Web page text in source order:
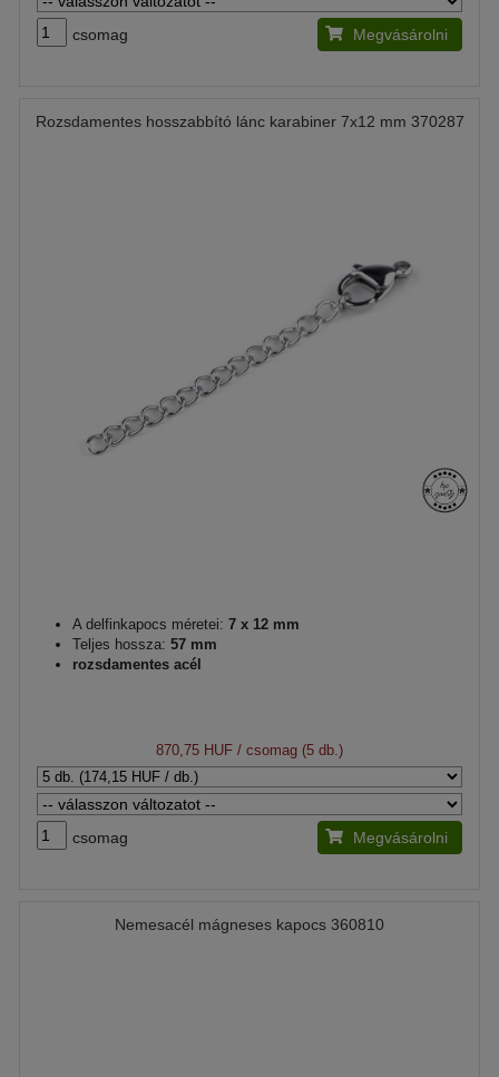
csomag Megvásárolni
Rozsdamentes hosszabbító lánc karabiner 7x12 mm 370287
A delfinkapocs méretei: 7 x 12 mm
Teljes hossza: 57 mm
rozsdamentes acél
870,75 HUF / csomag (5 db.)
csomag Megvásárolni
Nemesacél mágneses kapocs 360810